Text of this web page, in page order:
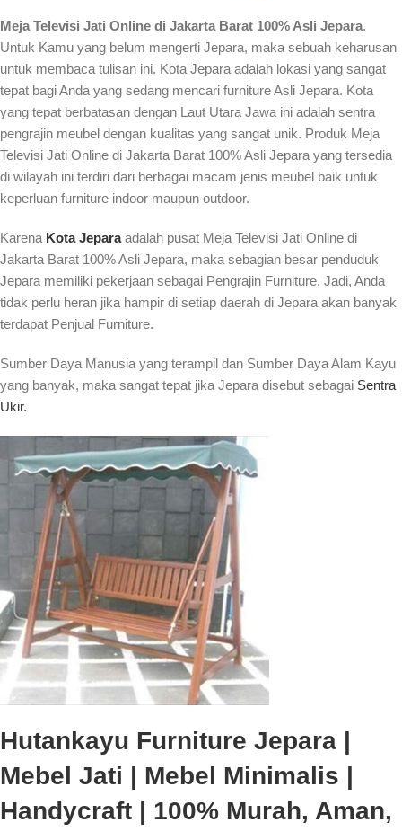
Meja Televisi Jati Online di Jakarta Barat 100% Asli Jepara.
Untuk Kamu yang belum mengerti Jepara, maka sebuah keharusan
untuk membaca tulisan ini. Kota Jepara adalah lokasi yang sangat
tepat bagi Anda yang sedang mencari furniture Asli Jepara. Kota
yang tepat berbatasan dengan Laut Utara Jawa ini adalah sentra
pengrajin meubel dengan kualitas yang sangat unik. Produk Meja
Televisi Jati Online di Jakarta Barat 100% Asli Jepara yang tersedia
di wilayah ini terdiri dari berbagai macam jenis meubel baik untuk
keperluan furniture indoor maupun outdoor.
Karena Kota Jeparaadalah pusat Meja Televisi Jati Online di
Jakarta Barat 100% Asli Jepara, maka sebagian besar penduduk
Jepara memiliki pekerjaan sebagai Pengrajin Furniture. Jadi, Anda
tidak perlu heran jika hampir di setiap daerah di Jepara akan banyak
terdapat Penjual Furniture.
Sumber Daya Manusia yang terampil dan Sumber Daya Alam Kayu
yang banyak, maka sangat tepat jika Jepara disebut sebagai Sentra
Ukir.
Hutankayu Furniture Jepara |
Mebel Jati | Mebel Minimalis |
Handycraft | 100% Murah, Aman,